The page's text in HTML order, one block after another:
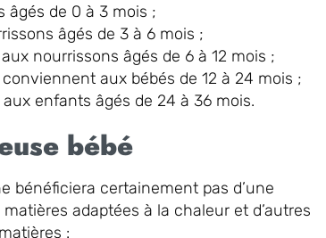
âgés de 0 à 3 mois ;
âgés de 3 à 6 mois ;
nourrissons âgés de 6 à 12 mois ;
aux bébés de 12 à 24 mois ;
enfants âgés de 24 à 36 mois.
bébé
bénéficiera certainement pas d’une
adaptées à la chaleur et d’autres
: